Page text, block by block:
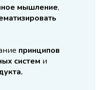
мышление,
принципов
систем и